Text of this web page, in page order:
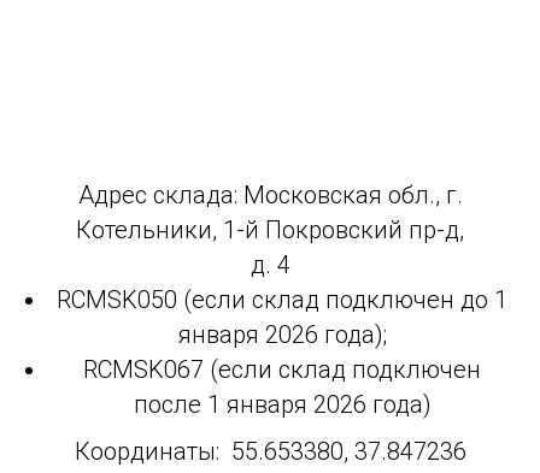
Адрес склада: Московская обл., г.
Котельники, 1-й Покровский пр-д,
д. 4
RCMSK050 (если склад подключен до 1
января 2026 года);
RCMSK067 (если склад подключен
после 1 января 2026 года)
Координаты: 55.653380, 37.847236